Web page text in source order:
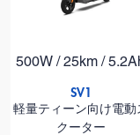
500W / 25km /
SV1
軽量ティーン向け電動
クーター